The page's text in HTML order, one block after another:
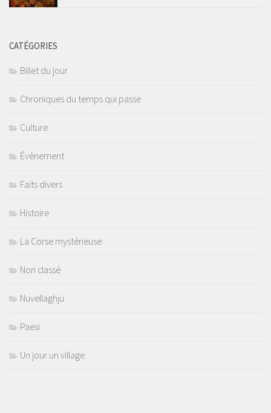
CATÉGORIES
Billet du jour
Chroniques du temps qui passe
Culture
Évènement
Faits divers
Histoire
La Corse mystérieuse
Non classé
Nuvellaghju
Paesi
Un jour un village